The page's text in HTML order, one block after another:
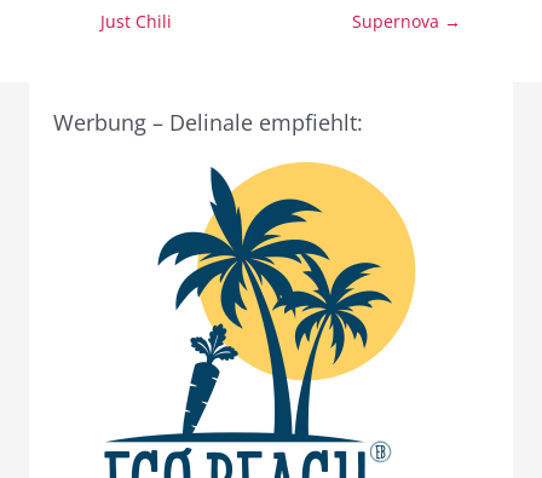
Just Chili
Supernova →
Werbung – Delinale empfiehlt: